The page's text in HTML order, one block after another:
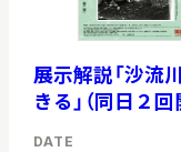
展示解説「沙流
きる」（同日２回
DATE